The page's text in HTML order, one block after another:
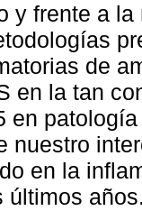
y frente a
de
en la tan
en
nuestro
en la
últimos